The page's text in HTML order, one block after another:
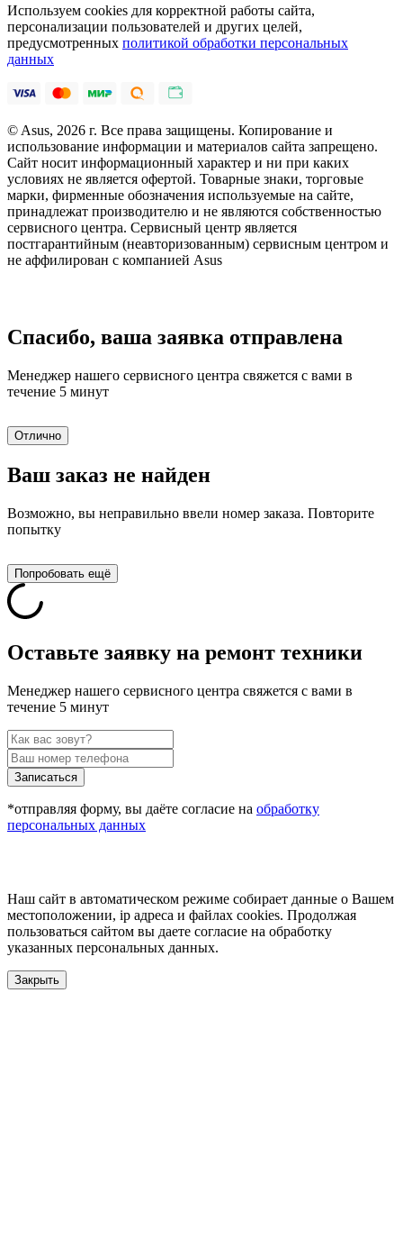
Используем cookies для корректной работы сайта,
персонализации пользователей и других целей,
предусмотренных политикой обработки персональных
данных
© Asus, 2026 г. Все права защищены. Копирование и
использование информации и материалов сайта запрещено.
Сайт носит информационный характер и ни при каких
условиях не является офертой. Товарные знаки, торговые
марки, фирменные обозначения используемые на сайте,
принадлежат производителю и не являются собственностью
сервисного центра. Сервисный центр является
постгарантийным (неавторизованным) сервисным центром и
не аффилирован с компанией Asus
Спасибо, ваша заявка отправлена
Менеджер нашего сервисного центра свяжется с вами в
течение 5 минут
Отлично
Ваш заказ не найден
Возможно, вы неправильно ввели номер заказа. Повторите
попытку
Попробовать ещё
Оставьте заявку на ремонт техники
Менеджер нашего сервисного центра свяжется с вами в
течение 5 минут
Записаться
*отправляя форму, вы даёте согласие на обработку
персональных данных
Наш сайт в автоматическом режиме собирает данные о Вашем
местоположении, ip адреса и файлах cookies. Продолжая
пользоваться сайтом вы даете согласие на обработку
указанных персональных данных.
Закрыть